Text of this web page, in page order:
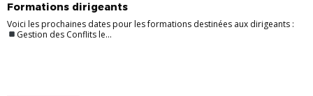
Formations dirigeants
Voici les prochaines dates pour les formations destinées aux dirigeants :
Gestion des Conflits le...